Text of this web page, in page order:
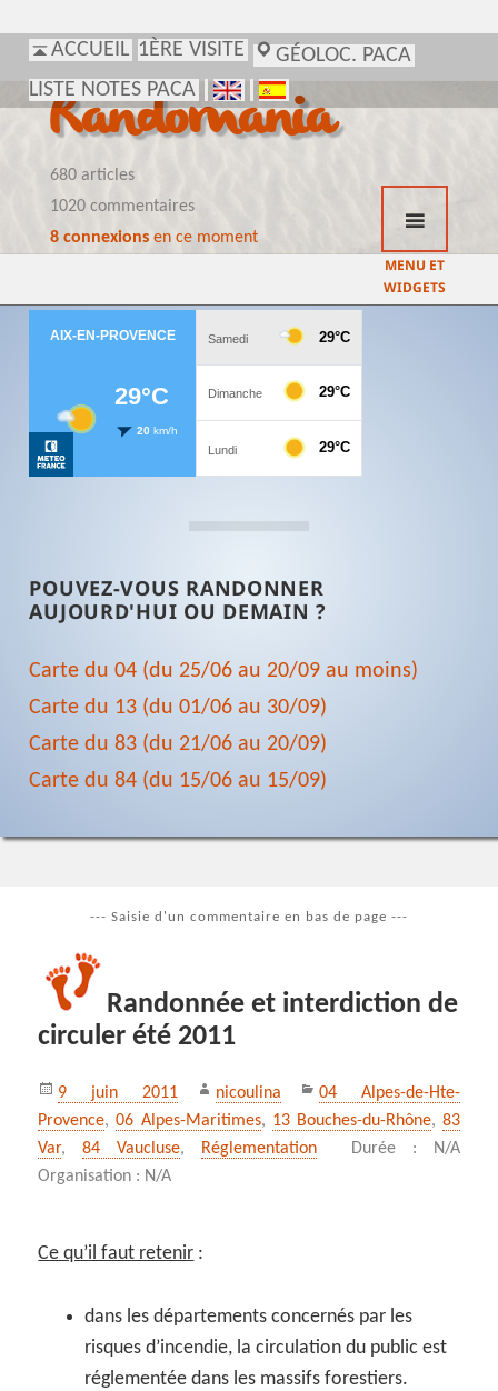
ACCUEIL 1ÈRE VISITE
GÉOLOC. PACA
LISTE NOTES PACA
Randomania
680 articles
1020 commentaires
8 connexionsen ce moment
MENU ET
WIDGETS
POUVEZ-VOUS RANDONNER
AUJOURD'HUI OU DEMAIN ?
Carte du 04 (du 25/06 au 20/09 au moins)
Carte du 13 (du 01/06 au 30/09)
Carte du 83 (du 21/06 au 20/09)
Carte du 84 (du 15/06 au 15/09)
--- Saisie d'un commentaire en bas de page ---
Randonnée et interdiction de
circuler été 2011
Publié
le
9 juin 2011 Auteur
nicoulina Catégories
04 Alpes-de-Hte-
Provence,06 Alpes-Maritimes, 13 Bouches-du-Rhône, 83
Var,84 Vaucluse, Réglementation
Durée : N/A
Organisation : N/A
Ce qu’il faut retenir :
dans les départements concernés par les
risques d’incendie, la circulation du public est
réglementée dans les massifs forestiers.